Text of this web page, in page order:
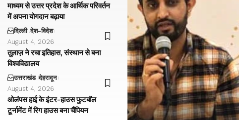
माध्यम से उत्तर प्रदेश के आर्थिक परिवर्तन
में अपना योगदान बढ़ाया
दिल्ली देश-विदेश
August 4, 2026
तुलाज़ ने रचा इतिहास, संस्थान से बना
विश्वविद्यालय
उत्तराखंड देहरादून
August 4, 2026
ओलंपस हाई के इंटर-हाउस फुटबॉल
टूर्नामेंट में रिग हाउस बना चैंपियन